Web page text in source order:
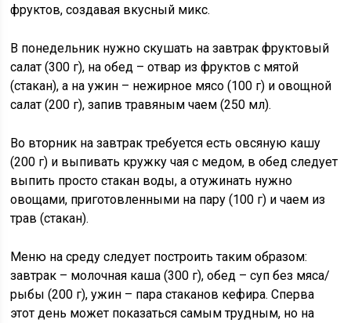
фруктов, создавая вкусный микс.
В понедельник нужно скушать на завтрак фруктовый
салат (300 г), на обед – отвар из фруктов с мятой
(стакан), а на ужин – нежирное мясо (100 г) и овощной
салат (200 г), запив травяным чаем (250 мл).
Во вторник на завтрак требуется есть овсяную кашу
(200 г) и выпивать кружку чая с медом, в обед следует
выпить просто стакан воды, а отужинать нужно
овощами, приготовленными на пару (100 г) и чаем из
трав (стакан).
Меню на среду следует построить таким образом:
завтрак – молочная каша (300 г), обед – суп без мяса/
рыбы (200 г), ужин – пара стаканов кефира. Сперва
этот день может показаться самым трудным, но на